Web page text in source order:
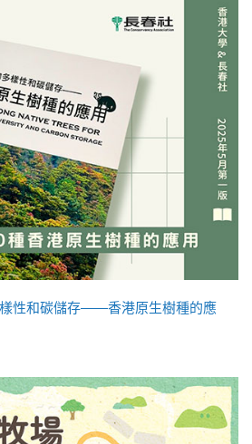
性和碳儲存——香港原生樹種的應